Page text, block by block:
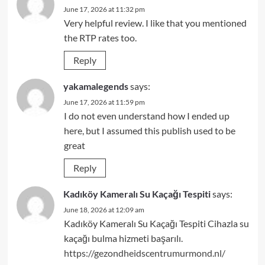
June 17, 2026 at 11:32 pm
Very helpful review. I like that you mentioned
the RTP rates too.
Reply
yakamalegendssays:
June 17, 2026 at 11:59 pm
I do not even understand how I ended up
here, but I assumed this publish used to be
great
Reply
Kadıköy Kameralı Su Kaçağı Tespitisays:
June 18, 2026 at 12:09 am
Kadıköy Kameralı Su Kaçağı Tespiti Cihazla su
kaçağı bulma hizmeti başarılı.
https://gezondheidscentrumurmond.nl/